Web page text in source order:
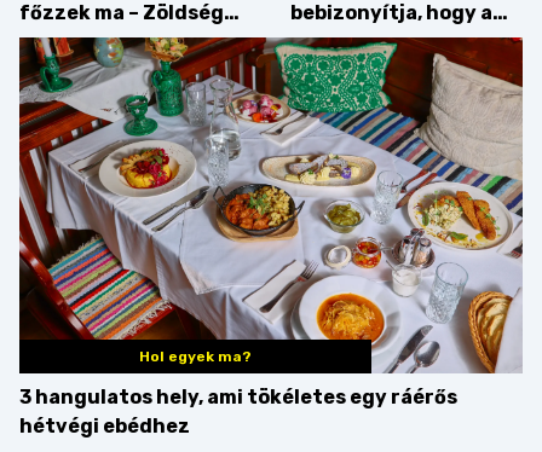
főzzek ma – Zöldség
minden mennyiségben
bebizonyítja, hogy a
barack húsok mellé is
zseniális
Hol egyek ma?
3 hangulatos hely, ami tökéletes egy ráérős
hétvégi ebédhez